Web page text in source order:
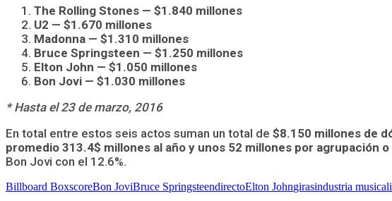
The Rolling Stones — $1.840 millones
U2 — $1.670 millones
Madonna — $1.310 millones
Bruce Springsteen — $1.250 millones
Elton John — $1.050 millones
Bon Jovi — $1.030 millones
* Hasta el 23 de marzo, 2016
En total entre estos seis actos suman un total de $8.150 millones de
promedio 313.4$ millones al año y unos 52 millones por agrupación
Bon Jovi con el 12.6%.
Billboard BoxscoreBon JoviBruce SpringsteendirectoElton Johngirasindustria musical